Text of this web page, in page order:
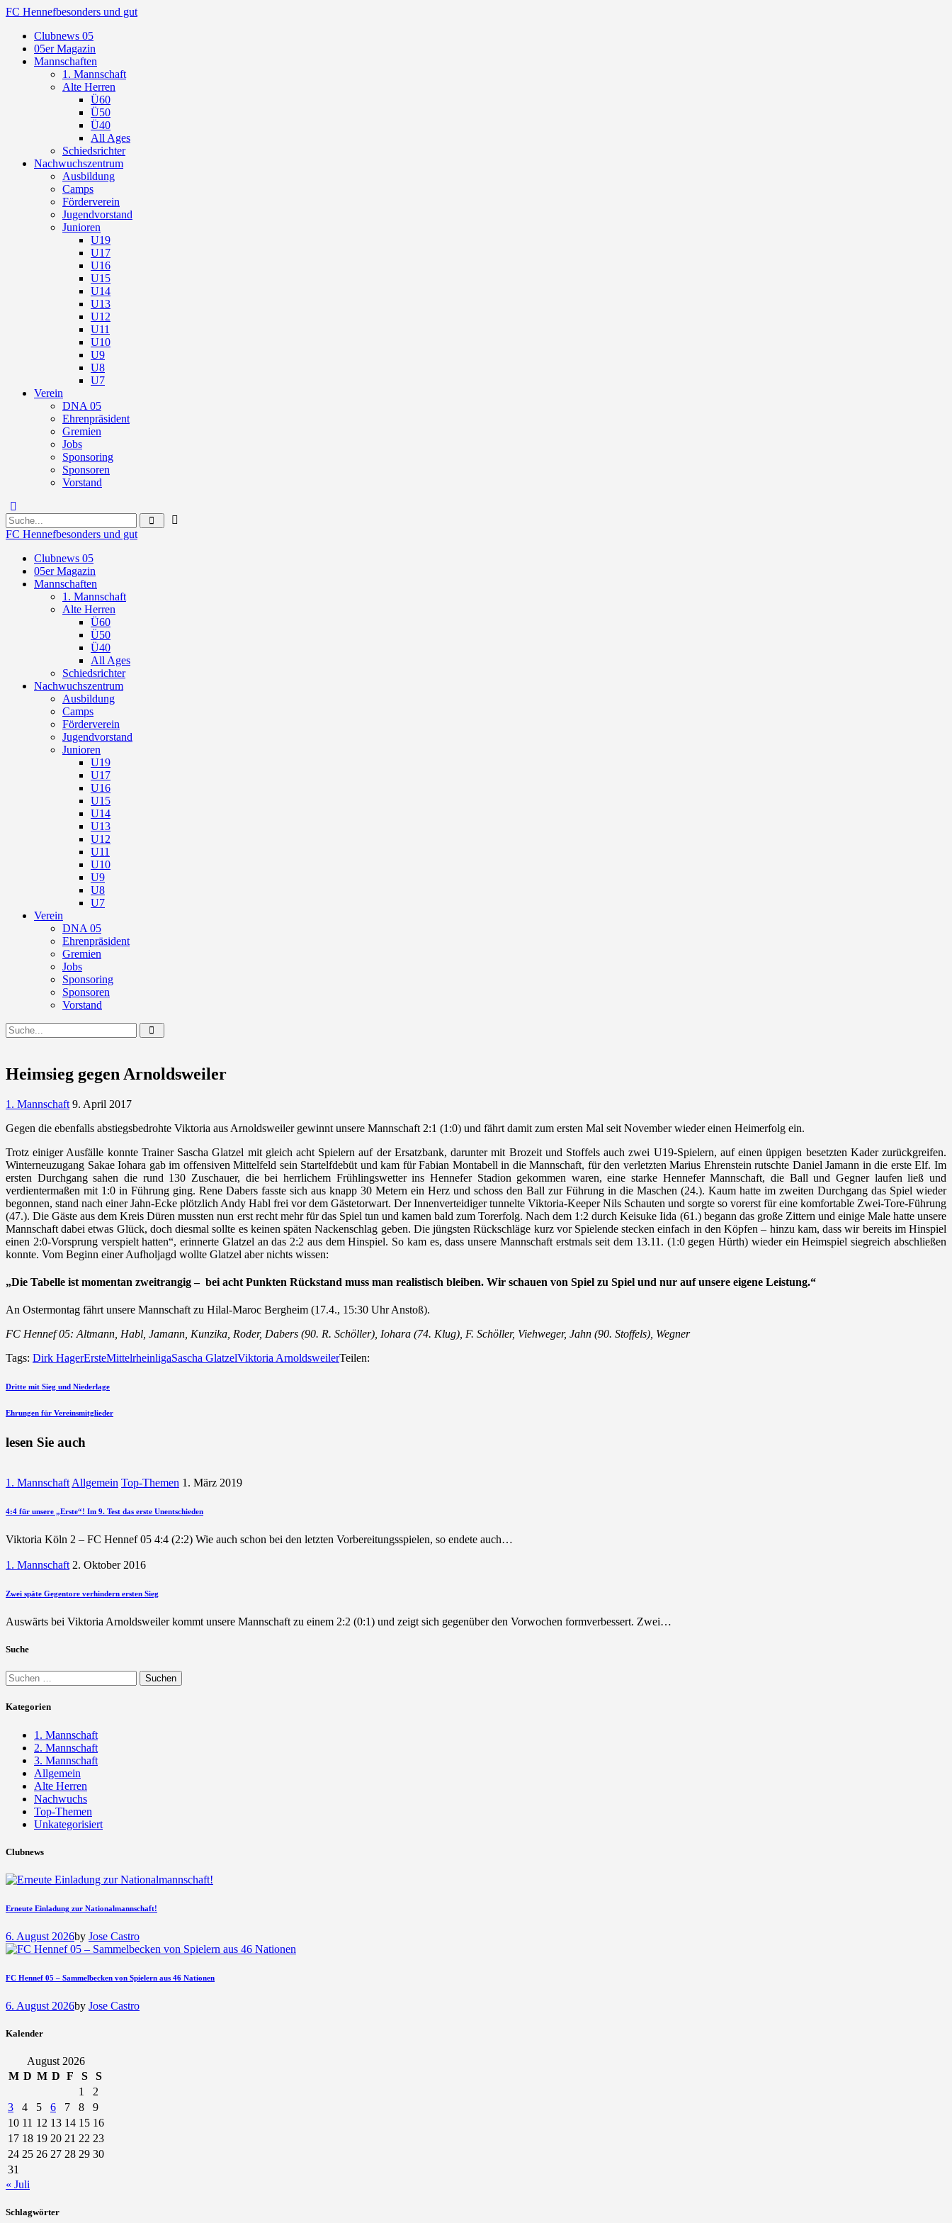
FC Hennefbesonders und gut
Clubnews 05
05er Magazin
Mannschaften
1. Mannschaft
Alte Herren
Ü60
Ü50
Ü40
All Ages
Schiedsrichter
Nachwuchszentrum
Ausbildung
Camps
Förderverein
Jugendvorstand
Junioren
U19
U17
U16
U15
U14
U13
U12
U11
U10
U9
U8
U7
Verein
DNA 05
Ehrenpräsident
Gremien
Jobs
Sponsoring
Sponsoren
Vorstand
FC Hennefbesonders und gut
Clubnews 05
05er Magazin
Mannschaften
1. Mannschaft
Alte Herren
Ü60
Ü50
Ü40
All Ages
Schiedsrichter
Nachwuchszentrum
Ausbildung
Camps
Förderverein
Jugendvorstand
Junioren
U19
U17
U16
U15
U14
U13
U12
U11
U10
U9
U8
U7
Verein
DNA 05
Ehrenpräsident
Gremien
Jobs
Sponsoring
Sponsoren
Vorstand
Heimsieg gegen Arnoldsweiler
1. Mannschaft 9. April 2017
Gegen die ebenfalls abstiegsbedrohte Viktoria aus Arnoldsweiler gewinnt unsere Mannschaft 2:1 (1:0) und fährt damit zum ersten Mal seit November wieder einen Heimerfolg ein.
Trotz einiger Ausfälle konnte Trainer Sascha Glatzel mit gleich acht Spielern auf der Ersatzbank, darunter mit Brozeit und Stoffels auch zwei U19-Spielern, auf einen üppigen besetzten Kader zurückgreifen.
Winterneuzugang Sakae Iohara gab im offensiven Mittelfeld sein Startelfdebüt und kam für Fabian Montabell in die Mannschaft, für den verletzten Marius Ehrenstein rutschte Daniel Jamann in die erste Elf. Im
ersten Durchgang sahen die rund 130 Zuschauer, die bei herrlichem Frühlingswetter ins Hennefer Stadion gekommen waren, eine starke Hennefer Mannschaft, die Ball und Gegner laufen ließ und
verdientermaßen mit 1:0 in Führung ging. Rene Dabers fasste sich aus knapp 30 Metern ein Herz und schoss den Ball zur Führung in die Maschen (24.). Kaum hatte im zweiten Durchgang das Spiel wieder
begonnen, stand nach einer Jahn-Ecke plötzlich Andy Habl frei vor dem Gästetorwart. Der Innenverteidiger tunnelte Viktoria-Keeper Nils Schauten und sorgte so vorerst für eine komfortable Zwei-Tore-Führung
(47.). Die Gäste aus dem Kreis Düren mussten nun erst recht mehr für das Spiel tun und kamen bald zum Torerfolg.Nach dem 1:2 durch Keisuke Iida (61.) begann das große Zittern und einige Male hatte unsere
Mannschaft dabei etwas Glück, doch diesmal sollte es keinen späten Nackenschlag geben. Die jüngsten Rückschläge kurz vor Spielende stecken einfach in den Köpfen – hinzu kam, dass wir bereits im Hinspiel
einen 2:0-Vorsprung verspielt hatten“, erinnerte Glatzel an das 2:2 aus dem Hinspiel. So kam es, dass unsere Mannschaft erstmals seit dem 13.11. (1:0 gegen Hürth) wieder ein Heimspiel siegreich abschließen
konnte. Vom Beginn einer Aufholjagd wollte Glatzel aber nichts wissen:
„Die Tabelle ist momentan zweitrangig – bei acht Punkten Rückstand muss man realistisch bleiben. Wir schauen von Spiel zu Spiel und nur auf unsere eigene Leistung.“
An Ostermontag fährt unsere Mannschaft zu Hilal-Maroc Bergheim (17.4., 15:30 Uhr Anstoß).
FC Hennef 05: Altmann, Habl, Jamann, Kunzika, Roder, Dabers (90. R. Schöller), Iohara (74. Klug), F. Schöller, Viehweger, Jahn (90. Stoffels), Wegner
Tags: Dirk HagerErsteMittelrheinligaSascha GlatzelViktoria ArnoldsweilerTeilen:
Beitragsnavigation
vorherigen
Dritte mit Sieg und Niederlage
nächsten
Ehrungen für Vereinsmitglieder
lesen Sie auch
1. Mannschaft Allgemein Top-Themen 1. März 2019
4:4 für unsere „Erste“! Im 9. Test das erste Unentschieden
Viktoria Köln 2 – FC Hennef 05 4:4 (2:2) Wie auch schon bei den letzten Vorbereitungsspielen, so endete auch…
1. Mannschaft 2. Oktober 2016
Zwei späte Gegentore verhindern ersten Sieg
Auswärts bei Viktoria Arnoldsweiler kommt unsere Mannschaft zu einem 2:2 (0:1) und zeigt sich gegenüber den Vorwochen formverbessert. Zwei…
Suche
Suchen
nach:
Kategorien
1. Mannschaft
2. Mannschaft
3. Mannschaft
Allgemein
Alte Herren
Nachwuchs
Top-Themen
Unkategorisiert
Clubnews
Erneute Einladung zur Nationalmannschaft!
6. August 2026by Jose Castro
FC Hennef 05 – Sammelbecken von Spielern aus 46 Nationen
6. August 2026by Jose Castro
Kalender
August 2026
M D M D F S
S
1
2
3
4 5 6 7 8
9
10 11 12 13 14 15 16
17 18 19 20 21 22 23
24 25 26 27 28 29 30
31
« Juli
Schlagwörter